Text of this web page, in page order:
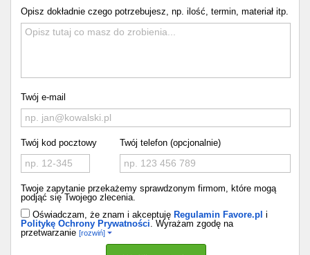
Opisz dokładnie czego potrzebujesz, np. ilość, termin, materiał itp.
Twój e-mail
Twój kod pocztowy Twój telefon (opcjonalnie)
Twoje zapytanie przekażemy sprawdzonym firmom, które mogą
podjąć się Twojego zlecenia.
Oświadczam, że znam i akceptuję Regulamin Favore.pl i
Politykę Ochrony Prywatności . Wyrażam zgodę na
przetwarzanie [rozwiń]